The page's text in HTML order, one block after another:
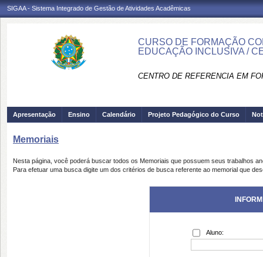
SIGAA - Sistema Integrado de Gestão de Atividades Acadêmicas
CURSO DE FORMAÇÃO
EDUCAÇÃO INCLUSIVA /
CENTRO DE REFERENCIA EM
Apresentação Ensino Calendário Projeto Pedagógico do Curso
Memoriais
Nesta página, você poderá buscar todos os Memoriais que possuem seus trabalhos
Para efetuar uma busca digite um dos critérios de busca referente ao memorial que
Aluno: